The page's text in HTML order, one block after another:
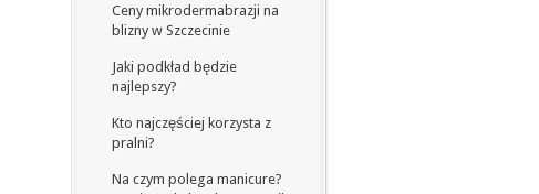
Ceny mikrodermabrazji na
blizny w Szczecinie
Jaki podkład będzie
najlepszy?
Kto najczęściej korzysta z
pralni?
Na czym polega manicure?